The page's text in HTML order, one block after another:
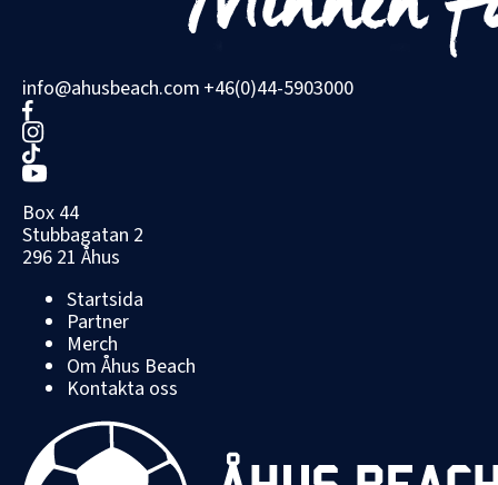
info@ahusbeach.com +46(0)44-5903000
Box 44
Stubbagatan 2
296 21 Åhus
Startsida
Partner
Merch
Om Åhus Beach
Kontakta oss